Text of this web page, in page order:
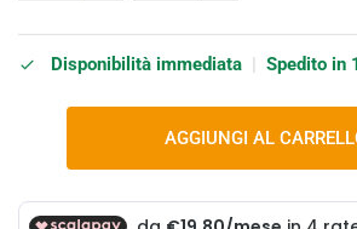
Disponibilità immediata Spedito in
AGGIUNGI AL